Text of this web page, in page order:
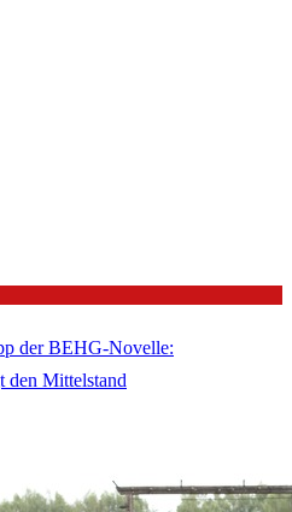
der BEHG-Novelle:
den Mittelstand